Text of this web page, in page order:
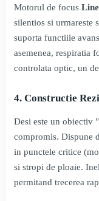
Motorul de focus
silentios si urmareste
suporta functiile
asemenea, respiratia
controlata optic, un
4. Constructie
Desi este un obiectiv
compromis. Dispune
in punctele critice
si stropi de ploaie.
permitand trecerea